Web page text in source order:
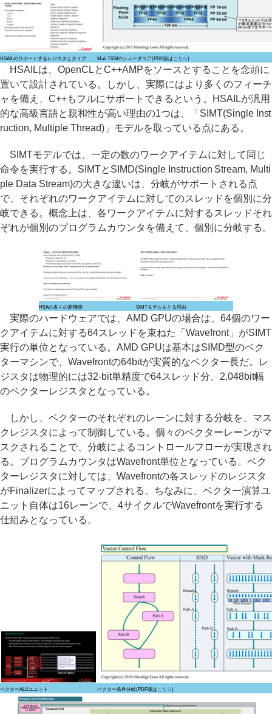
HSAILのサポートするレジスタとタイプ Mali T658のシェーダコア(PDF版は こちら)
HSAILは、OpenCLとC++AMPをソースとすることを念頭に
置いて設計されている。しかし、実際にはより多くのフィーチ
ャを備え、C++もフルにサポートできるという。HSAILが汎用
的な高級言語と親和性が高い理由の1つは、「SIMT(Single Inst
ruction, Multiple Thread)」モデルを取っている点にある。
SIMTモデルでは、一定の数のワークアイテムに対して同じ
命令を実行する。SIMTとSIMD(Single Instruction Stream, Multi
ple Data Stream)の大きな違いは、分岐がサポートされる点
で、それぞれのワークアイテムに対してのスレッドを個別に分
岐できる。概念上は、各ワークアイテムに対するスレッドそれ
ぞれが個別のプログラムカウンタを備えて、個別に分岐する。
HSAの多くの新機能 SIMTモデルをとる理由
実際のハードウェアでは、AMD GPUの場合は、64個のワー
クアイテムに対する64スレッドを束ねた「Wavefront」がSIMT
実行の単位となっている。AMD GPUは基本はSIMD型のベク
ターマシンで、Wavefrontの64bitが実質的なベクター長だ。レ
ジスタは物理的には32-bit単精度で64スレッド分、2,048bit幅
のベクターレジスタとなっている。
しかし、ベクターのそれぞれのレーンに対する分岐を、マス
クレジスタによって制御している。個々のベクターレーンがマ
スクされることで、分岐によるコントロールフローが実現され
る。プログラムカウンタはWavefront単位となっている。ベク
ターレジスタに対しては、Wavefrontの各スレッドのレジスタ
がFinalizerによってマップされる。ちなみに、ベクター演算ユ
ニット自体は16レーンで、4サイクルでWavefrontを実行する
仕組みとなっている。
ベクターALUユニット ベクター条件分岐(PDF版は こちら)